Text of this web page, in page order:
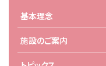
基本理念
施設のご案内